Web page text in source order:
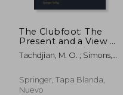
The Clubfoot: The
Present and a View of
the Future (en Inglés)
Tachdjian, M. O. ; Simons,
Springer, Tapa Blanda,
Nuevo